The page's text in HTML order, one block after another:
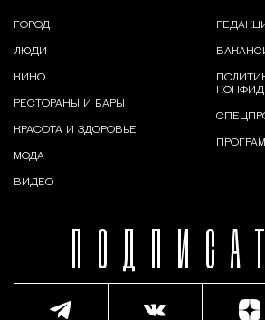
ГОРОД
ЛЮДИ
КИНО
РЕСТОРАНЫ И БАРЫ
КРАСОТА И ЗДОРОВЬЕ
МОДА
ВИДЕО